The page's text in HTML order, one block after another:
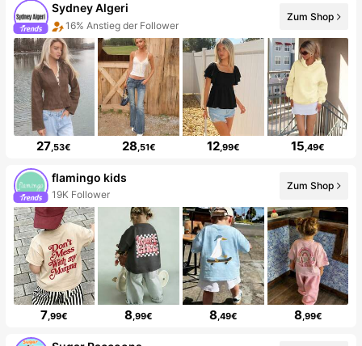
Sydney Algeri
16% Anstieg der Follower
Zum Shop
27,53€ 28,51€ 12,99€ 15,49€
flamingo kids
19K Follower
Zum Shop
7,99€ 8,99€ 8,49€ 8,99€